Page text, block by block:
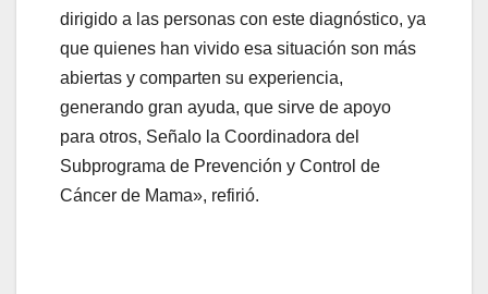
dirigido a las personas con este diagnóstico, ya
que quienes han vivido esa situación son más
abiertas y comparten su experiencia,
generando gran ayuda, que sirve de apoyo
para otros, Señalo la Coordinadora del
Subprograma de Prevención y Control de
Cáncer de Mama», refirió.